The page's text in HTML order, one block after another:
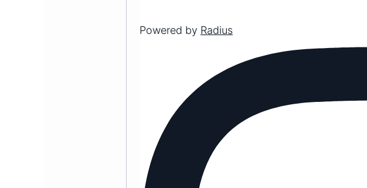
Powered by Radius